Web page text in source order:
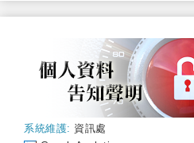
系統維護: 資訊處